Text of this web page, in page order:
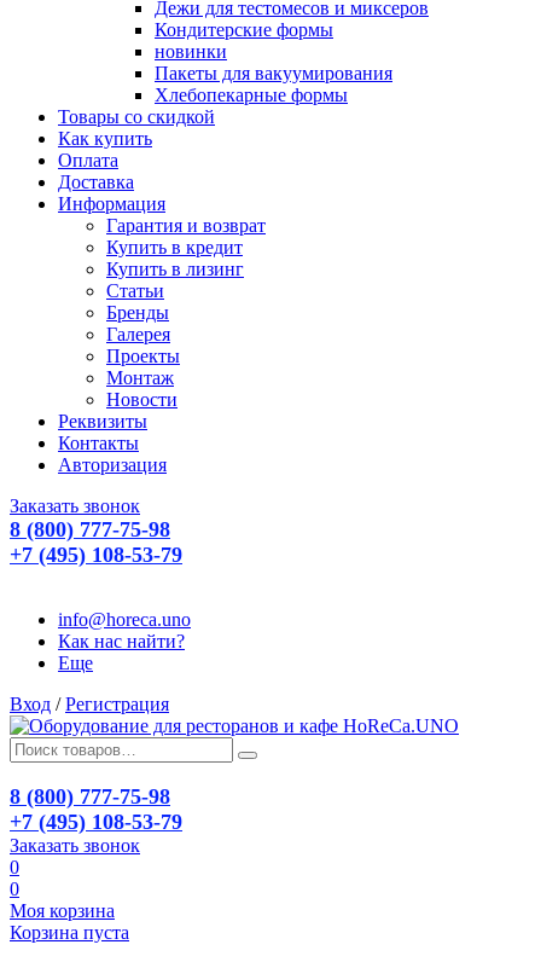
Дежи для тестомесов и миксеров
Кондитерские формы
новинки
Пакеты для вакуумирования
Хлебопекарные формы
Товары со скидкой
Как купить
Оплата
Доставка
Информация
Гарантия и возврат
Купить в кредит
Купить в лизинг
Статьи
Бренды
Галерея
Проекты
Монтаж
Новости
Реквизиты
Контакты
Авторизация
Заказать звонок
8 (800) 777-75-98
+7 (495) 108-53-79
info@horeca.uno
Как нас найти?
Еще
Вход / Регистрация
8 (800) 777-75-98
+7 (495) 108-53-79
Заказать звонок
0
0
Моя корзина
Корзина пуста